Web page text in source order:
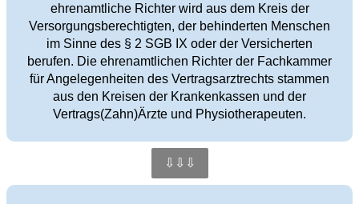
ehrenamtliche Richter wird aus dem Kreis der
Versorgungsberechtigten, der behinderten Menschen
im Sinne des § 2 SGB IX oder der Versicherten
berufen. Die ehrenamtlichen Richter der Fachkammer
für Angelegenheiten des Vertragsarztrechts stammen
aus den Kreisen der Krankenkassen und der
Vertrags(Zahn)Ärzte und Physiotherapeuten.
⇩⇩⇩